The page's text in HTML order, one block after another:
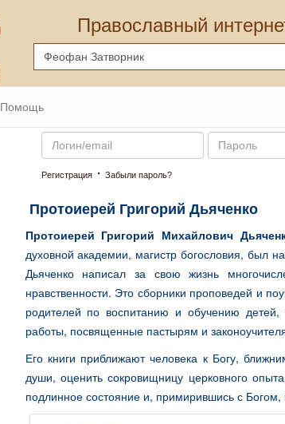
Православный
Помощь
Email Пароль
Регистрация· Забыли пароль?
Протоиерей Григорий Дьяченко
Протоиерей Григорий Михайлович
духовной академии, магистр богословия, был
Дьяченко написал за свою жизнь
нравственности. Это сборники проповедей и
родителей по воспитанию и обучению
работы, посвященные пастырям и
Его книги приближают человека к Богу,
души, оценить сокровищницу церковного
подлинное состояние и, примирившись с